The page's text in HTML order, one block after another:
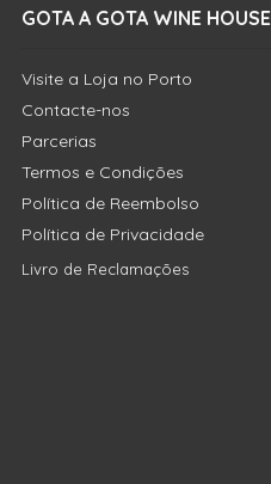
GOTA A GOTA WINE HOUSE
Visite a Loja no Porto
Contacte-nos
Parcerias
Termos e Condições
Política de Reembolso
Política de Privacidade
Livro de Reclamações